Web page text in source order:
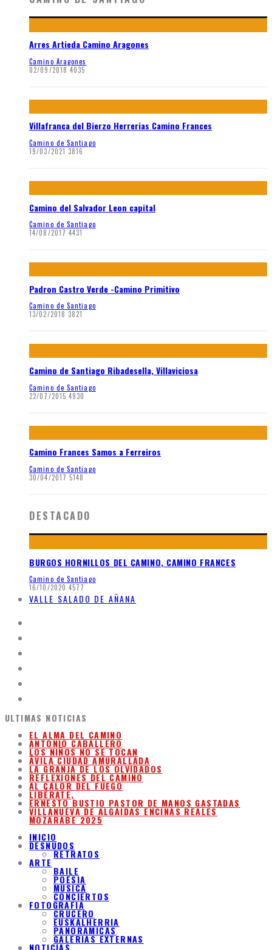
Arres Artieda Camino Aragones
Camino Aragones
02/09/2018 4035
Villafranca del Bierzo Herrerias Camino Frances
Camino de Santiago
19/03/2021 3816
Camino del Salvador Leon capital
Camino de Santiago
14/08/2017 4431
Padron Castro Verde -Camino Primitivo
Camino de Santiago
13/02/2018 3821
Camino de Santiago Ribadesella, Villaviciosa
Camino de Santiago
22/07/2015 4930
Camino Frances Samos a Ferreiros
Camino de Santiago
30/04/2017 5148
DESTACADO
BURGOS HORNILLOS DEL CAMINO, CAMINO FRANCES
Camino de Santiago
16/10/2020 4577
VALLE SALADO DE AÑANA
ULTIMAS NOTICIAS
EL ALMA DEL CAMINO
ANTONIO CABALLERO
LOS NIÑOS NO SE TOCAN
ÁVILA CIUDAD AMURALLADA
LA GRANJA DE LOS OLVIDADOS
REFLEXIONES DEL CAMINO
AL CALOR DEL FUEGO
LIBÉRATE,
ERNESTO BUSTIO PASTOR DE MANOS GASTADAS
VILLANUEVA DE ALGAIDAS ENCINAS REALES
MOZARABE 2025
INICIO
DESNUDOS
RETRATOS
ARTE
BAILE
POESIA
MUSICA
CONCIERTOS
FOTOGRAFIA
CRUCERO
EUSKALHERRIA
PANORAMICAS
GALERIAS EXTERNAS
NOTICIAS